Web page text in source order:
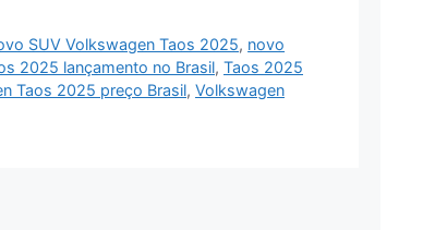
SUV Volkswagen Taos 2025, novo
2025 lançamento no Brasil, Taos 2025
Taos 2025 preço Brasil, Volkswagen